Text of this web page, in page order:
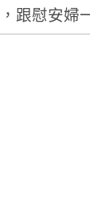
跟慰安婦